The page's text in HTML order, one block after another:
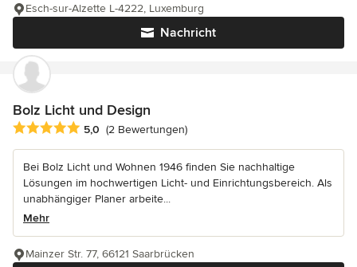
Nachricht
Esch-sur-Alzette L-4222, Luxemburg
Bolz Licht und Design
Durchschnittliche Bewertung: 5 von 5 Sternen
5,0 (2 Bewertungen)
Bei Bolz Licht und Wohnen 1946 finden Sie nachhaltige
Lösungen im hochwertigen Licht- und Einrichtungsbereich. Als
unabhängiger Planer arbeite...
Mehr
Mainzer Str. 77, 66121 Saarbrücken